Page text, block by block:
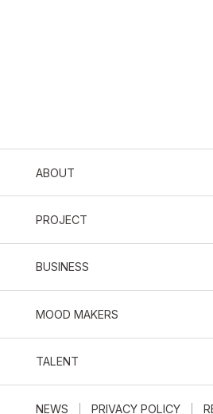
ABOUT
PROJECT
BUSINESS
MOOD MAKERS
TALENT
NEWS PRIVACY POLICY